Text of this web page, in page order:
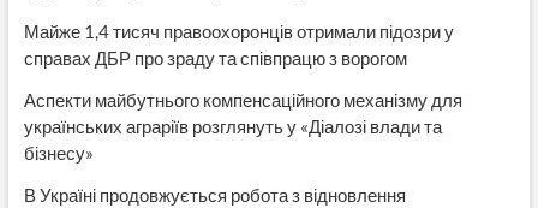
Майже 1,4 тисяч правоохоронців отримали підозри у
справах ДБР про зраду та співпрацю з ворогом
Аспекти майбутнього компенсаційного механізму для
українських аграріїв розглянуть у «Діалозі влади та
бізнесу»
В Україні продовжується робота з відновлення